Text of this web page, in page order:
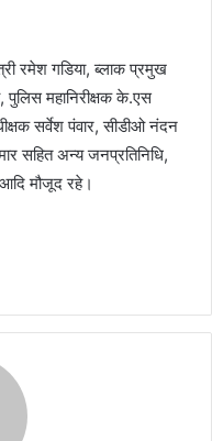
रमेश गडिया, ब्लाक प्रमुख
महानिरीक्षक के.एस
सर्वेश पंवार, सीडीओ नंदन
सहित अन्य जनप्रतिनिधि,
मौजूद रहे।